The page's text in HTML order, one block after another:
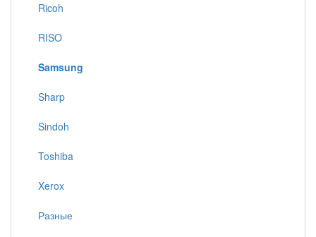
Ricoh
RISO
Samsung
Sharp
Sindoh
Toshiba
Xerox
Разные